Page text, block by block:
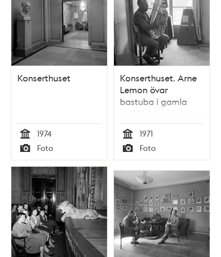
Konserthuset
Tid
1974
Typ
Foto
Konserthuset. Arne
Lemon övar
bastuba i gamla
omklädningsrummet
för blåsare
Tid
1971
Typ
Foto